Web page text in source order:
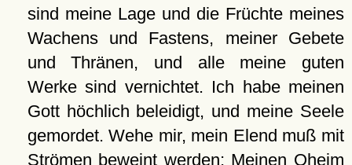
sind meine Lage und die Früchte meines
Wachens und Fastens, meiner Gebete
und Thränen, und alle meine guten
Werke sind vernichtet. Ich habe meinen
Gott höchlich beleidigt, und meine Seele
gemordet. Wehe mir, mein Elend muß mit
Strömen beweint werden; Meinen Oheim